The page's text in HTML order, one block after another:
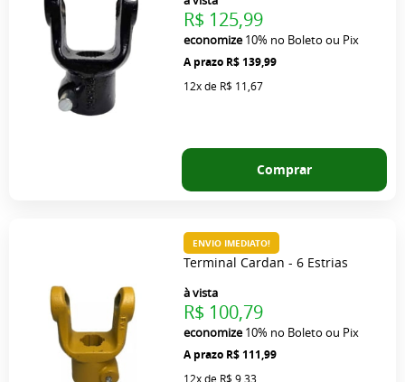
R$ 139,99
R$ 125,99
economize10% no Boleto ou Pix
12xde R$ 11,67
Comprar
Terminal Cardan - 6 Estrias
R$ 111,99
à vista
R$ 100,79
economize10% no Boleto ou Pix
12xde R$ 9,33
ENVIO IMEDIATO!